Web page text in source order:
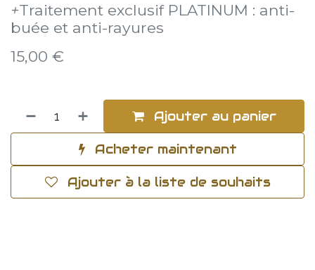
+Traitement exclusif PLATINUM : anti-
buée et anti-rayures
15,00 €
Ajouter au panier
Acheter maintenant
Ajouter à la liste de souhaits